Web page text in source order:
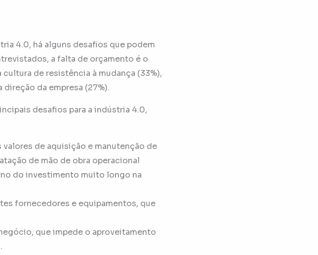
4.0, há alguns desafios que podem
a falta de orçamento é o
de resistência à mudança (33%),
da empresa (27%).
desafios para a indústria 4.0,
de aquisição e manutenção de
de mão de obra operacional
do investimento muito longo na
fornecedores e equipamentos, que
que impede o aproveitamento